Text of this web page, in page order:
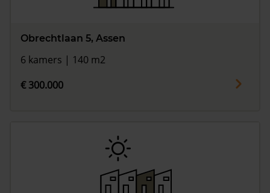
Obrechtlaan 5, Assen
6 kamers | 140 m2
€ 300.000